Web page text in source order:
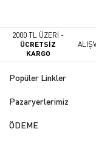
2000 TL ÜZERİ -
ÜCRETSİZ
KARGO
Popüler Linkler
Pazaryerlerimiz
ÖDEME